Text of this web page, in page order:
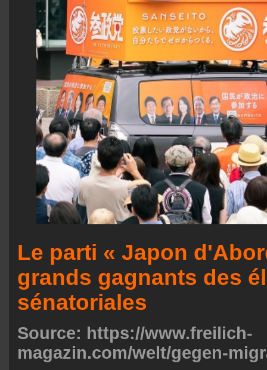
Le parti « Japon
grands gagnants des
sénatoriales
Source: https://www.freilich-
magazin.com/welt/gegen-